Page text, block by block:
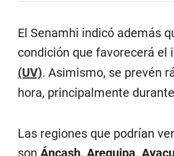
El Senamhi indicó además
condición que favorecerá el
(UV). Asimismo, se prevén
hora, principalmente
Las regiones que podrían